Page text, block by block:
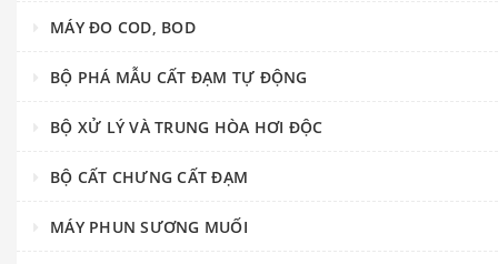
MÁY ĐO COD, BOD
BỘ PHÁ MẪU CẤT ĐẠM TỰ ĐỘNG
BỘ XỬ LÝ VÀ TRUNG HÒA HƠI ĐỘC
BỘ CẤT CHƯNG CẤT ĐẠM
MÁY PHUN SƯƠNG MUỐI